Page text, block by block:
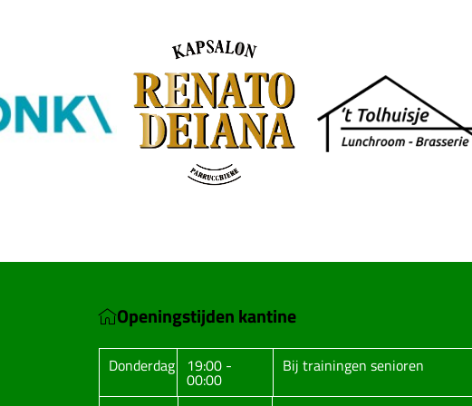
Openingstijden kantine
Donderdag 19:00 -
00:00
Bij trainingen senioren